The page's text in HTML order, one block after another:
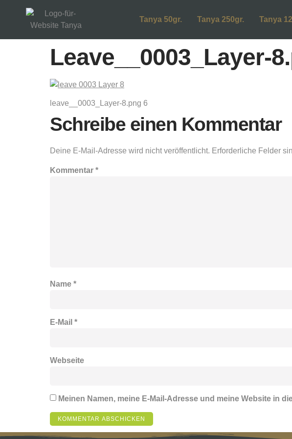
Tanya 50gr. Tanya 250gr. Tanya
Leave__0003_Layer-
leave__0003_Layer-8.png 6
Schreibe einen Kommentar
Deine E-Mail-Adresse wird nicht veröffentlicht. Erforderliche Felder
Kommentar *
Name *
E-Mail *
Webseite
Meinen Namen, meine E-Mail-Adresse und meine Website in